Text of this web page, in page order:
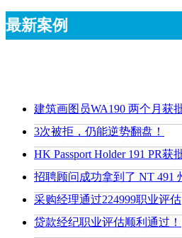
最新案例
建筑画图员WA190 两个月获
3次被拒，仍能逆势翻盘！
HK Passport Holder 191 PR获
招聘顾问成功拿到了 NT 491
采购经理通过224999职业评估
贷款经纪职业评估顺利通过！